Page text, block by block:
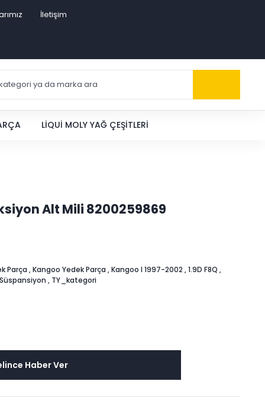
İletişim
LIQUI MOLY YAĞ ÇEŞITLERI
Alt Mili 8200259869
Parça ,Kangoo Yedek Parça ,Kangoo I 1997-2002 ,1.9D F8Q ,
, TY_kategori
Haber Ver